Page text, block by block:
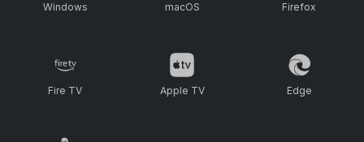
Windows macOS Firefox
Fire TV Apple TV Edge